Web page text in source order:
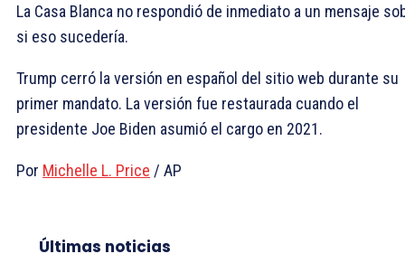
La Casa Blanca no respondió de inmediato a un mensaje
si eso sucedería.
Trump cerró la versión en español del sitio web durante su
primer mandato. La versión fue restaurada cuando el
presidente Joe Biden asumió el cargo en 2021.
Por Michelle L. Price / AP
Últimas noticias